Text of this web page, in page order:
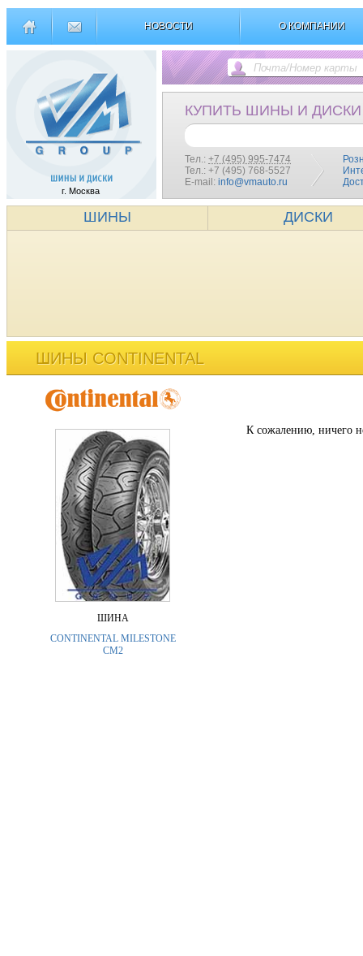
НОВОСТИ О КОМПАНИИ
г. Москва
КУПИТЬ ШИНЫ И ДИСКИ
Тел.: +7 (495) 995-7474
Тел.: +7 (495) 768-5527
E-mail: info@vmauto.ru
ШИНЫ ДИСКИ
ШИНЫ CONTINENTAL
ШИНА
CONTINENTAL MILESTONE
CM2
К сожалению, ничего